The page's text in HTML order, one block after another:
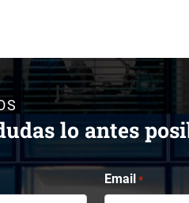
lo antes
Email *